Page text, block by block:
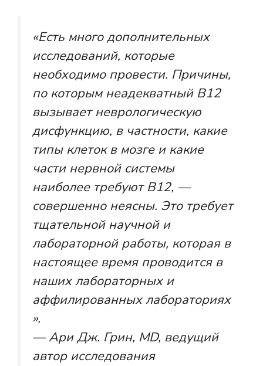
«Есть много дополнительных
исследований, которые
необходимо провести. Причины,
по которым неадекватный B12
вызывает неврологическую
дисфункцию, в частности, какие
типы клеток в мозге и какие
части нервной системы
наиболее требуют B12, —
совершенно неясны. Это требует
тщательной научной и
лабораторной работы, которая в
настоящее время проводится в
наших лабораторных и
аффилированных лабораториях
».
— Ари Дж. Грин, MD, ведущий
автор исследования